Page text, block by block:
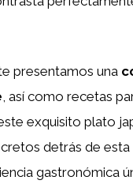
presentamos una
, así como recetas
exquisito plato
detrás de esta
gastronómica